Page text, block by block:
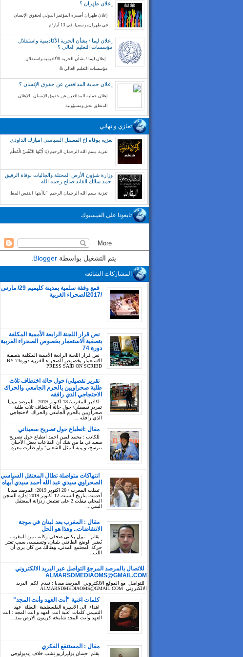
إعلان طهران ؟
إعلان طهران أصدره المؤتمر الدولي لحقوق الإنسان
في طهران، رسميا، في 13 آيار/م
إعلان ليما / بشأن الحرية الأكاديمية واستقلال
مؤسسات التعليم العالي ؟
إعلان ليما / بشأن الحرية الأكاديمية واستقلال
مؤسسات التعليم العالي &
إعلان حماية المدافعين عن حقوق الإنسان ؟
إعلان حماية المدافعين عن حقوق الإنسان الإعلان
المتعلق بحق ومسؤولية
تعازي و تهاني
تعزية بوفاة اخ المعتقل السياسي امبارك الداودي
تعزية بسم الله الرحمان الرحيم (يَا أَيَّتُهَا النَّفْسُ الْمُطْم
وزارة شؤون الأرض المحتلة والجاليات بوفاة الرفيق
احمد سالك القايد صالح رحمه الله
تعزية بسم الله الرحمان الرحيم "ياأيتها النفس المط
تابعونا على الفيسبوك
يتم التشغيل بواسطة Blogger
المشاركات الشائعة
قمع وقفة سلمية بمدينة كليميم 29/ مارس
/2017الصحراء الغربية
نص قرار اللجنة الرابعة الأممية المكلفة
بتصفية الاستعمار بخصوص الصحراء الغربية
دورة 74
نص قرار اللجنة الرابعة الأممية المكلفة بتصفية
الاستعمار بخصوص الصحراء الغربية دورة74 BY
PRESS SAID ON SCRIBD
تقرير تفصيلي/ حول حالة اختطاف ثلاث
طلبة صحراويين بالحرم الجامعي والحراك
الاحتجاجي الذي رافقه
اكادير المغرب/ 18 اكتوبر 2019 : المرصد ميديا
تقرير تفصيلي/ حول حالة اختطاف ثلاث طلبة
صحراويين بالحرم الجامعي والحراك الاحتجاجي
الذي رافقه ...
مقال :انطباع حول تصريح سعيداني
للكاتب : محمد لمين احمد انطباع حول تصريح
سعيداني ما من شك ان القناعات بعض الأحيان
تترسخ، و ينبه المثل الشعبي" ولو طارت معزة...
انتهاكات متواصلة تطال المعتقل السياسي
الصحراوي سيدي عبد الله أحمد سيدي أبهاه
تيفلت المغرب / 20 اكتوبر 2019: المرصد ميديا
أقدمت بتاريخ السبت 12 أكتوبر 2019 إدارة السجن
المحلي تيفلت 2 على تفتيش زنزانة المعتقل
السي...
مقال : المغرب بعد لبنان في موجة
الانتفاضات.. وهذا هو الحل
بقلم : نبيل بكاني صحفي وكاتب من المغرب
يُعتبر الوضع الطائفي بلبنان، وتسييسه، سبب تعثر
حركة المجتمع المدني، وهنالك من كان يرى أن
اللب...
للاتصال بالمرصد المرجؤ التواصل عبر البريد الالكتروني
ALMARSDMEDIAOMS@GMAIL.COM
للتواصل مع الموقع الالكتروني المرصد ميديا : نقدم لكم البريد
الالكتروني ALMARSDMEDIAOMS@GMAIL.COM
كلمات اغنية "أنت العهد وأنت المجد"
اهداء الى الاسيرة الفلسطينية البطلة عهد
التميمي كلمات أغنية انت العهد و انت المجد : انت
العهد وانت المجد شامخة كزيتون الارض منذ...
مقال : المستنقع الفكري
بقلم: حسان بوليزاريو نشب خلاف إيديولوجي